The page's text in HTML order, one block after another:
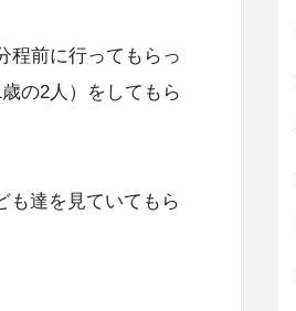
程前に行ってもらっ
の2人）をしてもら
も達を見ていてもら